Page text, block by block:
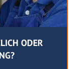
ODER